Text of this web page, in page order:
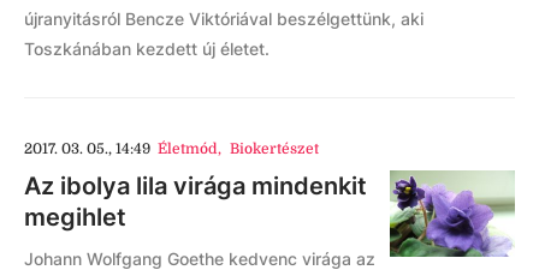
újranyitásról Bencze Viktóriával beszélgettünk, aki
Toszkánában kezdett új életet.
2017. 03. 05., 14:49 Életmód, Biokertészet
Az ibolya lila virága mindenkit
megihlet
Johann Wolfgang Goethe kedvenc virága az